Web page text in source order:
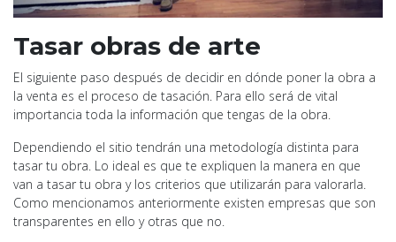
Tasar obras de arte
El siguiente paso después de decidir en dónde poner la obra a
la venta es el proceso de tasación. Para ello será de vital
importancia toda la información que tengas de la obra.
Dependiendo el sitio tendrán una metodología distinta para
tasar tu obra. Lo ideal es que te expliquen la manera en que
van a tasar tu obra y los criterios que utilizarán para valorarla.
Como mencionamos anteriormente existen empresas que son
transparentes en ello y otras que no.